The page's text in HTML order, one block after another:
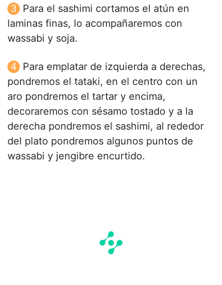
Para el sashimi cortamos el atún en
laminas finas, lo acompañaremos con
wassabi y soja.
Para emplatar de izquierda a derechas,
pondremos el tataki, en el centro con un
aro pondremos el tartar y encima,
decoraremos con sésamo tostado y a la
derecha pondremos el sashimi, al rededor
del plato pondremos algunos puntos de
wassabi y jengibre encurtido.